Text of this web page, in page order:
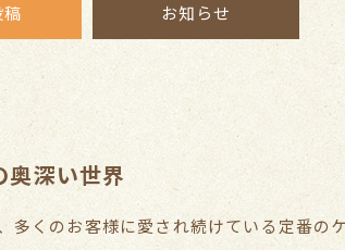
お知らせ
奥深い世界
くのお客様に愛され続けている定番の